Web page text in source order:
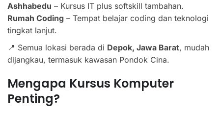
Ashhabedu – Kursus IT plus softskill tambahan.
Rumah Coding – Tempat belajar coding dan teknologi
tingkat lanjut.
📍 Semua lokasi berada di Depok, Jawa Barat, mudah
dijangkau, termasuk kawasan Pondok Cina.
Mengapa Kursus Komputer
Penting?